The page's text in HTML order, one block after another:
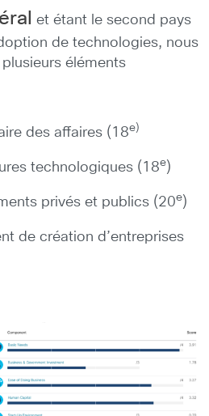
et étant le second pays
de technologies, nous
éléments
des affaires (18e)
technologiques (18e)
privés et publics (20e)
de création d’entreprises